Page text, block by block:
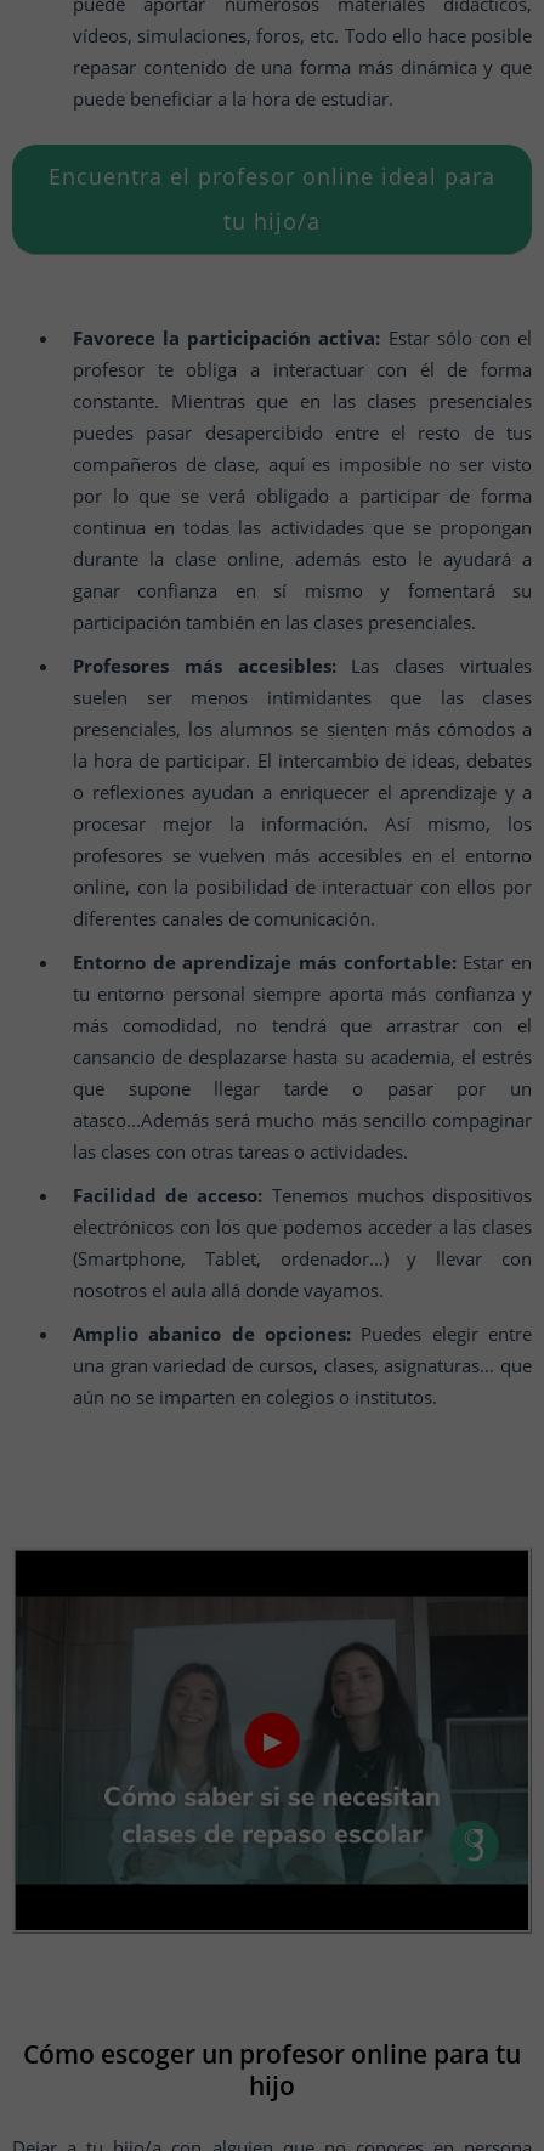
vídeos, simulaciones, foros, etc. Todo ello hace posible
repasar contenido de una forma más dinámica y que
puede beneficiar a la hora de estudiar.
Encuentra el profesor online ideal para
tu hijo/a
Favorece la participación activa: Estar sólo con el
profesor te obliga a interactuar con él de forma
constante. Mientras que en las clases presenciales
puedes pasar desapercibido entre el resto de tus
compañeros de clase, aquí es imposible no ser visto
por lo que se verá obligado a participar de forma
continua en todas las actividades que se propongan
durante la clase online, además esto le ayudará a
ganar confianza en sí mismo y fomentará su
participación también en las clases presenciales.
Profesores más accesibles:Las clases virtuales
suelen ser menos intimidantes que las clases
presenciales, los alumnos se sienten más cómodos a
la hora de participar. El intercambio de ideas, debates
o reflexiones ayudan a enriquecer el aprendizaje y a
procesar mejor la información. Así mismo, los
profesores se vuelven más accesibles en el entorno
online, con la posibilidad de interactuar con ellos por
diferentes canales de comunicación.
Entorno de aprendizaje más confortable:Estar en
tu entorno personal siempre aporta más confianza y
más comodidad, no tendrá que arrastrar con el
cansancio de desplazarse hasta su academia, el estrés
que supone llegar tarde o pasar por un
atasco...Además será mucho más sencillo compaginar
las clases con otras tareas o actividades.
Facilidad de acceso: Tenemos muchos dispositivos
electrónicos con los que podemos acceder a las clases
(Smartphone, Tablet, ordenador…) y llevar con
nosotros el aula allá donde vayamos.
Amplio abanico de opciones: Puedes elegir entre
una gran variedad de cursos, clases, asignaturas… que
aún no se imparten en colegios o institutos.
▶
Cómo escoger un profesor online para tu
hijo